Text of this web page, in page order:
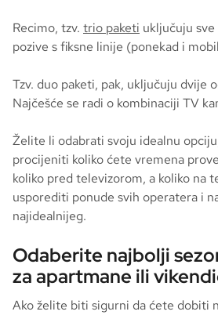
Recimo, tzv. trio paketi uključuju
pozive s fiksne linije (ponekad i
Tzv. duo paketi, pak, uključuju dvije
Najčešće se radi o kombinaciji TV
Želite li odabrati svoju idealnu
procijeniti koliko ćete vremena
koliko pred televizorom, a koliko na
usporediti ponude svih operatera i
najidealnijeg.
Odaberite najbolji
za apartmane ili
Ako želite biti sigurni da ćete dobiti